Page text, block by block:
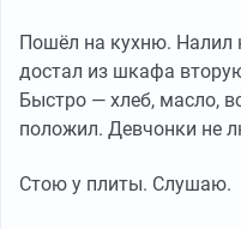
Пошёл на кухню. Налил
достал из шкафа
Быстро — хлеб, масло,
положил. Девчонки не
Стою у плиты. Слушаю.